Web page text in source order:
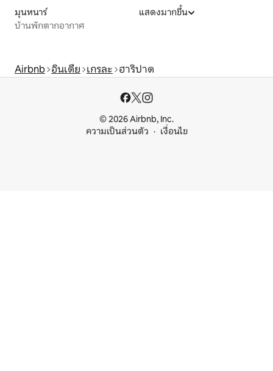
มุนหนาร์
บ้านพักตากอากาศ
แสดงมากขึ้น
Airbnb อินเดีย เกรละ ฮาริปาด
© 2026 Airbnb, Inc.
ความเป็นส่วนตัว
เงื่อนไข